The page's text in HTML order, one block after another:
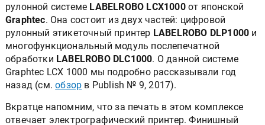
рулонной системе LABELROBO LCX1000от японской
Graphtec. Она состоит из двух частей: цифровой
рулонный этикеточный принтер LABELROBO DLP1000 и
многофункциональный модуль послепечатной
обработки LABELROBO DLС1000. О данной системе
Graphtec LCX 1000 мы подробно рассказывали год
назад (см.обзор в Publish № 9, 2017).
Вкратце напомним, что за печать в этом комплексе
отвечает электрографический принтер. Финишный